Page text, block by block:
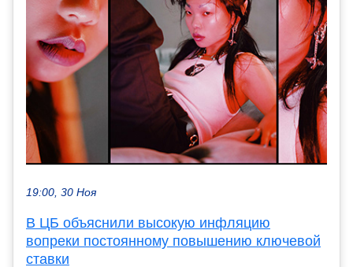
19:00, 30 Ноя
В ЦБ объяснили высокую инфляцию
вопреки постоянному повышению ключевой
ставки